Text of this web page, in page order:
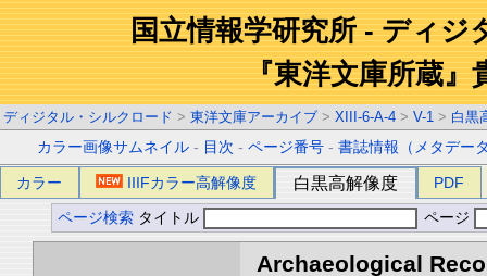
国立情報学研究所 - ディジ
『東洋文庫所蔵』
ディジタル・シルクロード > 東洋文庫アーカイブ > XIII-6-A-4 > V-1 > 白黒
カラー画像サムネイル - 目次 -ページ番号 -書誌情報（メタデー
カラー IIIFカラー高解像度 白黒高解像度 PDF
ページ検索 タイトル ページ
Archaeological